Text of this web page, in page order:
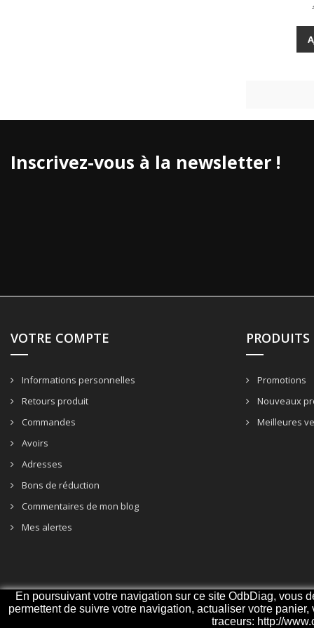
Inscrivez-vous à la newsletter !
VOTRE COMPTE
Informations personnelles
Retours produit
Commandes
Avoirs
Adresses
Bons de réduction
Commentaires de mon blog
Mes alertes
PRODUITS
Promotions
Nouveaux
Meilleures
En poursuivant votre navigation sur ce site OdbDiag, vous
permettent de suivre votre navigation, actualiser votre
traceurs: http://
© 2026 - ODBDiag, votre spécialiste diagnostique